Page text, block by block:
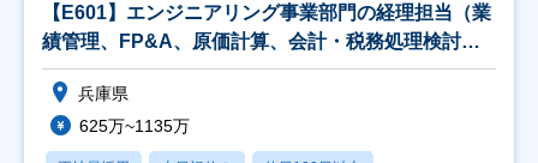
【E601】エンジニアリング事業部門の経理担当（業
績管理、FP&A、原価計算、会計・税務処理検討、
監
兵庫県
625万~1135万